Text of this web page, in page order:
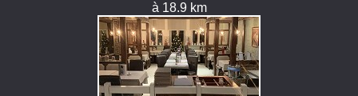
à 18.9 km